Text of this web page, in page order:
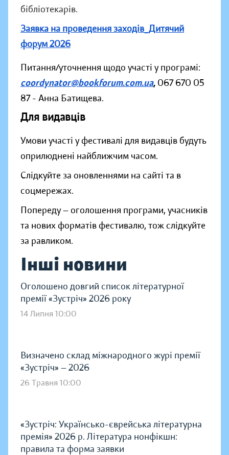
бібліотекарів.
Заявка на проведення заходів_Дитячий
форум 2026
Питання/уточнення щодо участі у програмі:
coordynator@bookforum.com.ua, 067 670 05
87 - Анна Батищева.
Для видавців
Умови участі у фестивалі для видавців будуть
оприлюднені найближчим часом.
Слідкуйте за оновленнями на сайті та в
соцмережах.
Попереду — оголошення програми, учасників
та нових форматів фестивалю, тож слідкуйте
за равликом.
Інші новини
Оголошено довгий список літературної
премії «Зустріч» 2026 року
14 Липня 10:00
Визначено склад міжнародного журі премії
«Зустріч» — 2026
26 Травня 10:00
«Зустріч: Українсько-єврейська літературна
премія» 2026 р. Література нонфікшн:
правила та форма заявки